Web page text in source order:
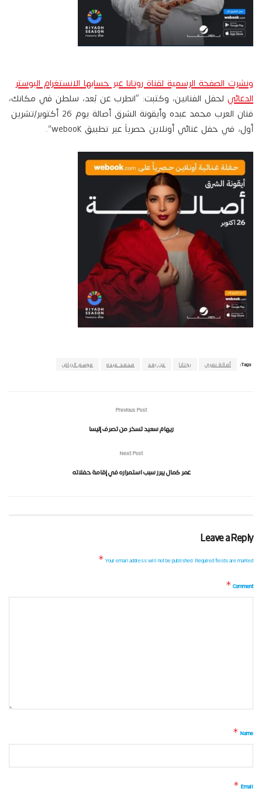
ونشرت الصفحة الرسمية لقناة روتانا عبر حسابها الانستغرام البوستر
الدعائي لحفل الفنانين، وكتبت: “انطرب عن بُعد، سلطن في مكانك،
‏فنان العرب محمد عبده ‏وأيقونة الشرق أصالة يوم 26 أكتوبر/تشرين
أول، في حفل غنائي أونلاين حصرياً عبر تطبيق webook”.
Tags: أصالة نصري روتانا عن بعد محمد عبده موسم الرياض
Previous Post
ريهام سعيد تسخر من تصرف إليسا
Next Post
عمر كمال يبرر سبب استمراره في إقامة حفلاته
Leave a Reply
Your email address will not be published.Required fields are marked
*
Comment
*
Name
*
Email
*